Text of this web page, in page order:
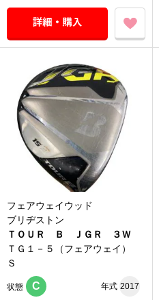
フェアウェイウッド
ブリヂストン
ＴＯＵＲ Ｂ ＪＧＲ ３Ｗ
ＴＧ１－５（フェアウェイ）
Ｓ
状態 C 年式 2017